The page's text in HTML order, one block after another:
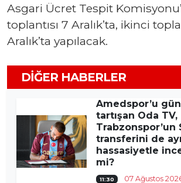
Asgari Ücret Tespit
toplantısı 7 Aralık’ta, ikinci
Aralık’ta yapılacak.
DIĞER HABERLER
Amedspor’u
tartışan Oda TV,
Trabzonspor’un
transferini de
hassasiyetle
mi?
11:30 07 Ağustos